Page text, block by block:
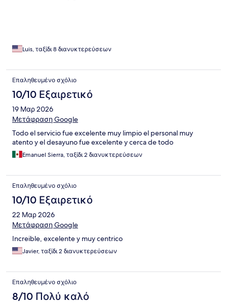
Luis, ταξίδι 8 διανυκτερεύσεων
Επαληθευμένο σχόλιο
10/10 Εξαιρετικό
19 Μαρ 2026
Μετάφραση Google
Todo el servicio fue excelente muy limpio el personal muy
atento y el desayuno fue excelente y cerca de todo
Emanuel Sierra, ταξίδι 2 διανυκτερεύσεων
Επαληθευμένο σχόλιο
10/10 Εξαιρετικό
22 Μαρ 2026
Μετάφραση Google
Increible, excelente y muy centrico
Javier, ταξίδι 2 διανυκτερεύσεων
Επαληθευμένο σχόλιο
8/10 Πολύ καλό